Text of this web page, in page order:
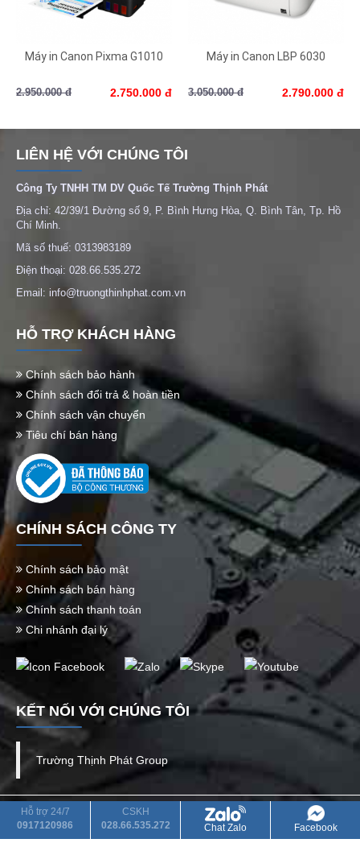
Máy in Canon Pixma G1010
2.950.000 đ 2.750.000 đ
Máy in Canon LBP 6030
3.050.000 đ 2.790.000 đ
LIÊN HỆ VỚI CHÚNG TÔI
Công Ty TNHH TM DV Quốc Tế Trường Thịnh Phát
Địa chỉ: 42/39/1 Đường số 9, P. Bình Hưng Hòa, Q. Bình Tân, Tp. Hồ
Chí Minh.
Mã số thuế: 0313983189
Điện thoại: 028.66.535.272
Email: info@truongthinhphat.com.vn
HỖ TRỢ KHÁCH HÀNG
Chính sách bảo hành
Chính sách đổi trả & hoàn tiền
Chính sách vận chuyển
Tiêu chí bán hàng
CHÍNH SÁCH CÔNG TY
Chính sách bảo mật
Chính sách bán hàng
Chính sách thanh toán
Chi nhánh đại lý
KẾT NỐI VỚI CHÚNG TÔI
Trường Thịnh Phát Group
CÔNG TY TNHH TM DV QUỐC TẾ TRƯỜNG THỊNH PHÁT
Mã số thuế: 0313983189 cấp bởi Sở Kế Hoạch Và Đầu Tư Tp.
Hỗ trợ 24/7
0917120986
CSKH
028.66.535.272
Chat Zalo Facebook